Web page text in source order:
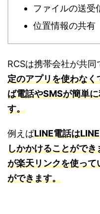
ファイルの送受
位置情報の共有
RCSは携帯会社が共同
定のアプリを使わな
ば電話やSMSが簡単
す。
例えばLINE電話は
しかかけることがで
が楽天リンクを使っ
ができます。